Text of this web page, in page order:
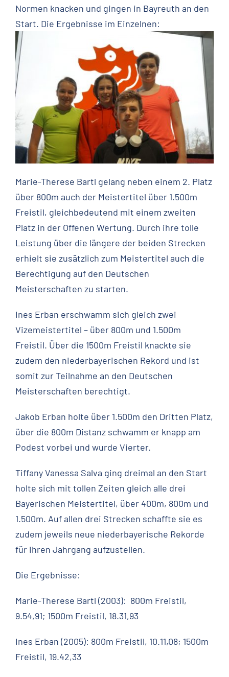
Normen knacken und gingen in Bayreuth an den
Start. Die Ergebnisse im Einzelnen:
Marie-Therese Bartl gelang neben einem 2. Platz
über 800m auch der Meistertitel über 1.500m
Freistil, gleichbedeutend mit einem zweiten
Platz in der Offenen Wertung. Durch ihre tolle
Leistung über die längere der beiden Strecken
erhielt sie zusätzlich zum Meistertitel auch die
Berechtigung auf den Deutschen
Meisterschaften zu starten.
Ines Erban erschwamm sich gleich zwei
Vizemeistertitel – über 800m und 1.500m
Freistil. Über die 1500m Freistil knackte sie
zudem den niederbayerischen Rekord und ist
somit zur Teilnahme an den Deutschen
Meisterschaften berechtigt.
Jakob Erban holte über 1.500m den Dritten Platz,
über die 800m Distanz schwamm er knapp am
Podest vorbei und wurde Vierter.
Tiffany Vanessa Salva ging dreimal an den Start
holte sich mit tollen Zeiten gleich alle drei
Bayerischen Meistertitel, über 400m, 800m und
1.500m. Auf allen drei Strecken schaffte sie es
zudem jeweils neue niederbayerische Rekorde
für ihren Jahrgang aufzustellen.
Die Ergebnisse:
Marie-Therese Bartl (2003): 800m Freistil,
9.54,91; 1500m Freistil, 18.31,93
Ines Erban (2005): 800m Freistil, 10.11,08; 1500m
Freistil, 19.42,33